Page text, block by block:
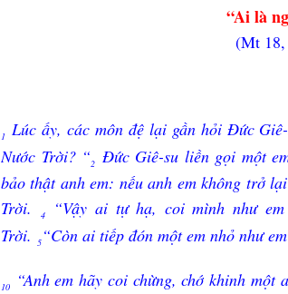
“Ai là
(Mt
1 Lúc ấy, các môn đệ lại gần hỏi Đức
Nước Trời? “2 Đức Giê-su liền gọi một
bảo thật anh em: nếu anh em không trở
Trời.
4“Vậy ai tự hạ, coi mình như
Trời.
5 “Còn ai tiếp đón một em nhỏ như
10
“Anh em hãy coi chừng, chớ khinh